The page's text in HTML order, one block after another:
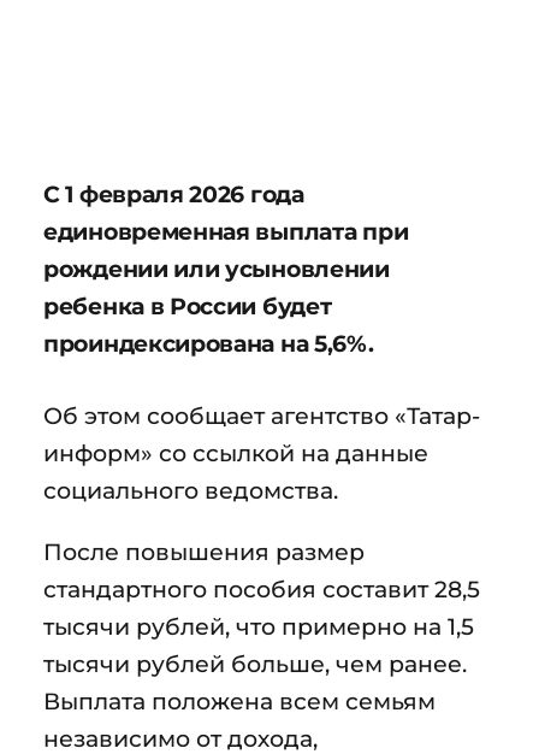
С 1 февраля 2026 года
единовременная выплата при
рождении или усыновлении
ребенка в России будет
проиндексирована на 5,6%.
Об этом сообщает агентство «Татар-
информ» со ссылкой на данные
социального ведомства.
После повышения размер
стандартного пособия составит 28,5
тысячи рублей, что примерно на 1,5
тысячи рублей больше, чем ранее.
Выплата положена всем семьям
независимо от дохода,